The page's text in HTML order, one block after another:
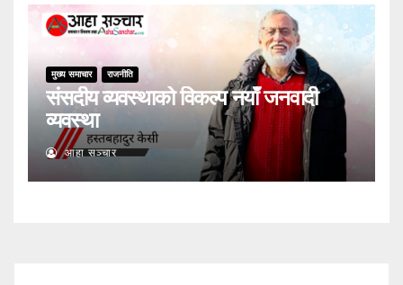
मुख्य समाचार राजनीति
संसदीय व्यवस्थाको विकल्प नयाँ जनवादी
व्यवस्था
आहा सञ्चार